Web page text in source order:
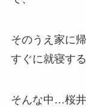
そのうえ家に
すぐに就寝す
そんな中…桜